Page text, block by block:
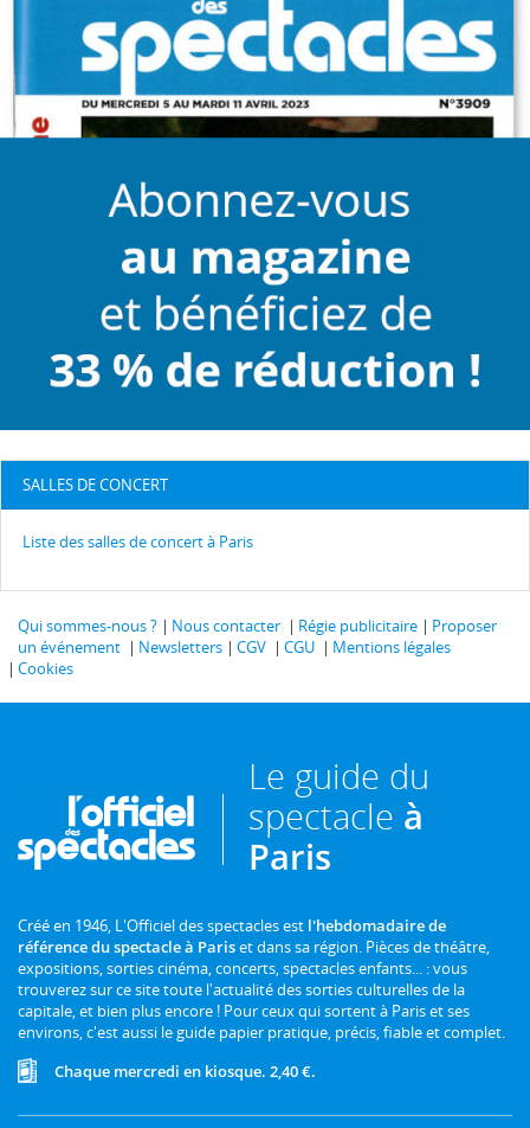
SALLES DE CONCERT
Liste des salles de concert à Paris
Qui sommes-nous ? Nous contacter Régie publicitaire
Proposer
un événement
Newsletters CGV CGU
Mentions légales
Cookies
Le guide du
spectacle à
Paris
Créé en 1946, L'Officiel des spectacles est l'hebdomadaire de
référence du spectacle à Pariset dans sa région. Pièces de théâtre,
expositions, sorties cinéma, concerts, spectacles enfants... : vous
trouverez sur ce site toute l'actualité des sorties culturelles de la
capitale, et bien plus encore ! Pour ceux qui sortent à Paris et ses
environs, c'est aussi le guide papier pratique, précis, fiable et complet.
Chaque mercredi en kiosque. 2,40 €.